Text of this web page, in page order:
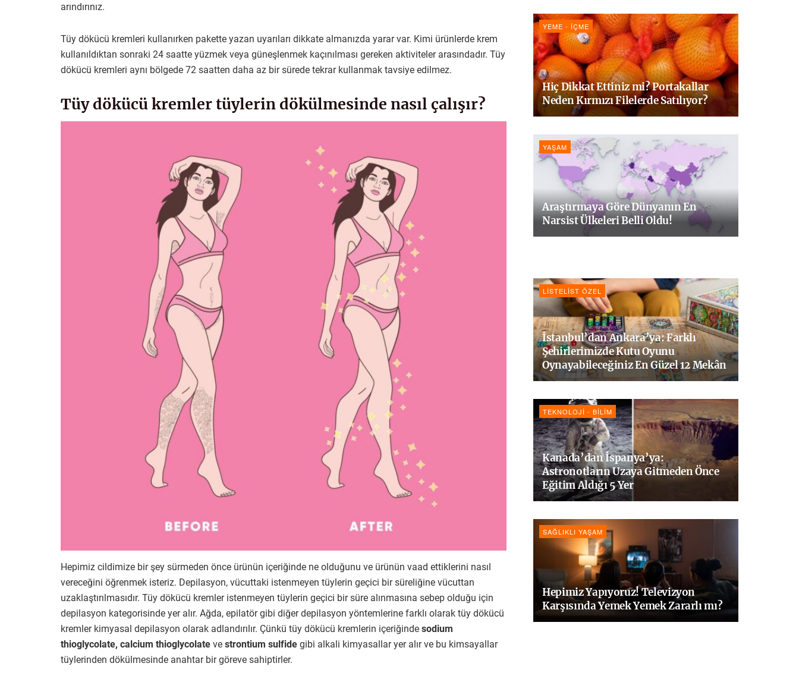
arındırınız.
Tüy dökücü kremleri kullanırken pakette yazan uyarıları dikkate almanızda yarar var. Kimi ürünlerde krem
kullanıldıktan sonraki 24 saatte yüzmek veya güneşlenmek kaçınılması gereken aktiviteler arasındadır. Tüy
dökücü kremleri aynı bölgede 72 saatten daha az bir sürede tekrar kullanmak tavsiye edilmez.
Tüy dökücü kremler tüylerin dökülmesinde nasıl çalışır?
Hepimiz cildimize bir şey sürmeden önce ürünün içeriğinde ne olduğunu ve ürünün vaad ettiklerini nasıl
vereceğini öğrenmek isteriz. Depilasyon, vücuttaki istenmeyen tüylerin geçici bir süreliğine vücuttan
uzaklaştırılmasıdır. Tüy dökücü kremler istenmeyen tüylerin geçici bir süre alınmasına sebep olduğu için
depilasyon kategorisinde yer alır. Ağda, epilatör gibi diğer depilasyon yöntemlerine farklı olarak tüy dökücü
kremler kimyasal depilasyon olarak adlandırılır. Çünkü tüy dökücü kremlerin içeriğinde sodium
thioglycolate, calcium thioglycolate ve strontium sulfide gibi alkali kimyasallar yer alır ve bu kimsayallar
tüylerinden dökülmesinde anahtar bir göreve sahiptirler.
YEME - İÇME
Hiç Dikkat Ettiniz mi? Portakallar
Neden Kırmızı Filelerde Satılıyor?
YAŞAM
Araştırmaya Göre Dünyanın En
Narsist Ülkeleri Belli Oldu!
LISTELIST ÖZEL
İstanbul’dan Ankara’ya: Farklı
Şehirlerimizde Kutu Oyunu
Oynayabileceğiniz En Güzel 12 Mekân
TEKNOLOJI - BILIM
Kanada’dan İspanya’ya:
Astronotların Uzaya Gitmeden Önce
Eğitim Aldığı 5 Yer
SAĞLIKLI YAŞAM
Hepimiz Yapıyoruz! Televizyon
Karşısında Yemek Yemek Zararlı mı?